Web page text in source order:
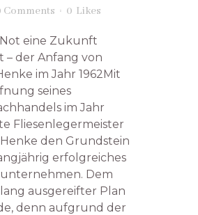
Comments 0 Likes
eine Zukunft
– der Anfang von
im Jahr 1962Mit
seines
im Jahr
Fliesenlegermeister
den Grundstein
erfolgreiches
Dem
lang ausgereifter Plan
denn aufgrund der